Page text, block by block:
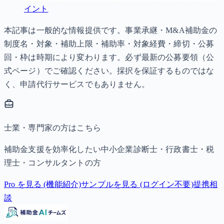
イント
本記事は一般的な情報提供です。事業承継・M&A補助金の
制度名・対象・補助上限・補助率・対象経費・締切・公募
回・枠は時期により変わります。必ず最新の公募要領（公
式ページ）でご確認ください。採択を保証するものではな
く、申請代行サービスでもありません。
士業・専門家の方はこちら
補助金支援を効率化したい中小企業診断士・行政書士・税
理士・コンサルタントの方
Pro を見る (機能紹介)サンプルを見る (ログイン不要)提携相
談